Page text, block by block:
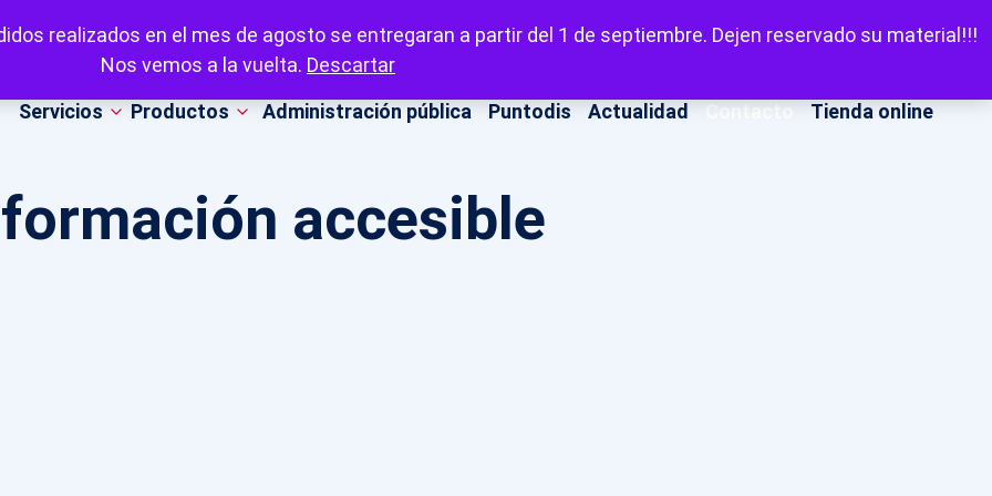
realizados en el mes de agosto se entregaran a partir del 1 de septiembre. Dejen reservado su material!!!
Nos vemos a la vuelta. Descartar
Escuchar
Servicios Productos Administración pública Puntodis Actualidad Contacto Tienda online
accesible